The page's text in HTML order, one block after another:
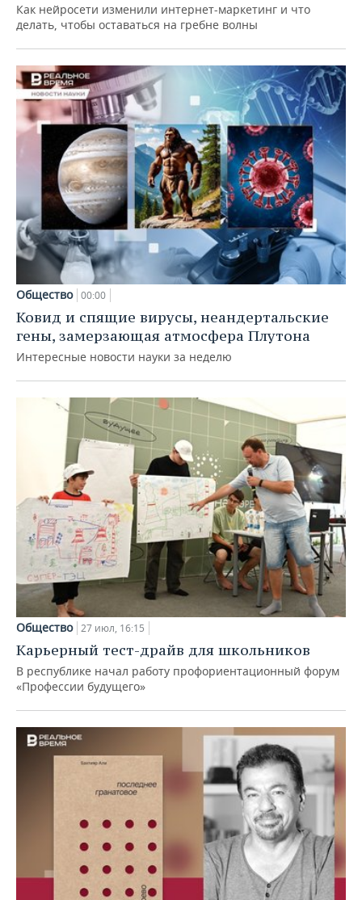
Как нейросети изменили интернет-маркетинг и что
делать, чтобы оставаться на гребне волны
Общество 00:00
Ковид и спящие вирусы, неандертальские
гены, замерзающая атмосфера Плутона
Интересные новости науки за неделю
Общество 27 июл, 16:15
Карьерный тест-драйв для школьников
В республике начал работу профориентационный форум
«Профессии будущего»